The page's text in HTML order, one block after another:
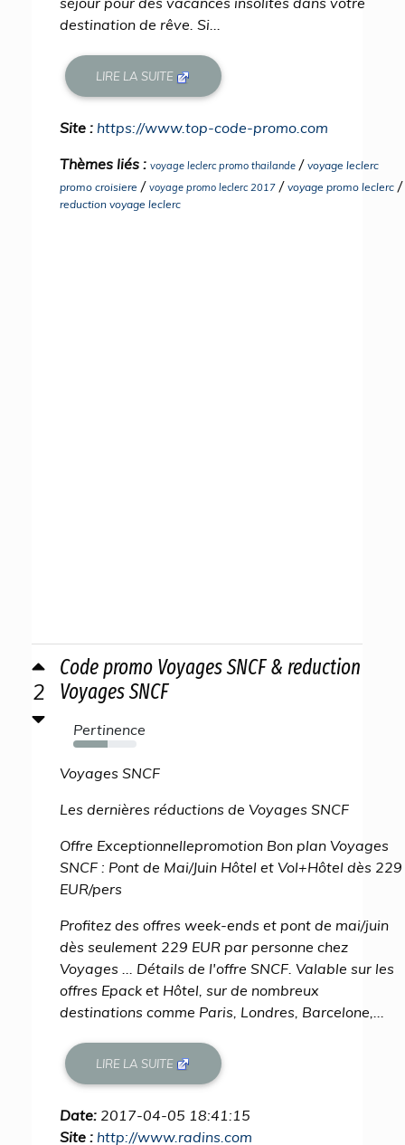
destination de rêve. Si...
LIRE LA SUITE
Site : https://www.top-code-promo.com
Thèmes liés : voyage leclerc promo thailande / voyage leclerc
promo croisiere / voyage promo leclerc 2017 / voyage promo leclerc /
reduction voyage leclerc
2
Code promo Voyages SNCF & reduction
Voyages SNCF
Pertinence
54%
Voyages SNCF
Les dernières réductions de Voyages SNCF
Offre Exceptionnellepromotion Bon plan Voyages
SNCF : Pont de Mai/Juin Hôtel et Vol+Hôtel dès 229
EUR/pers
Profitez des offres week-ends et pont de mai/juin
dès seulement 229 EUR par personne chez
Voyages ... Détails de l'offre SNCF. Valable sur les
offres Epack et Hôtel, sur de nombreux
destinations comme Paris, Londres, Barcelone,...
LIRE LA SUITE
Date: 2017-04-05 18:41:15
Site : http://www.radins.com